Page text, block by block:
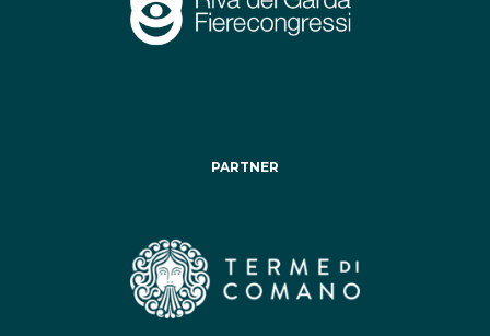
PARTNER